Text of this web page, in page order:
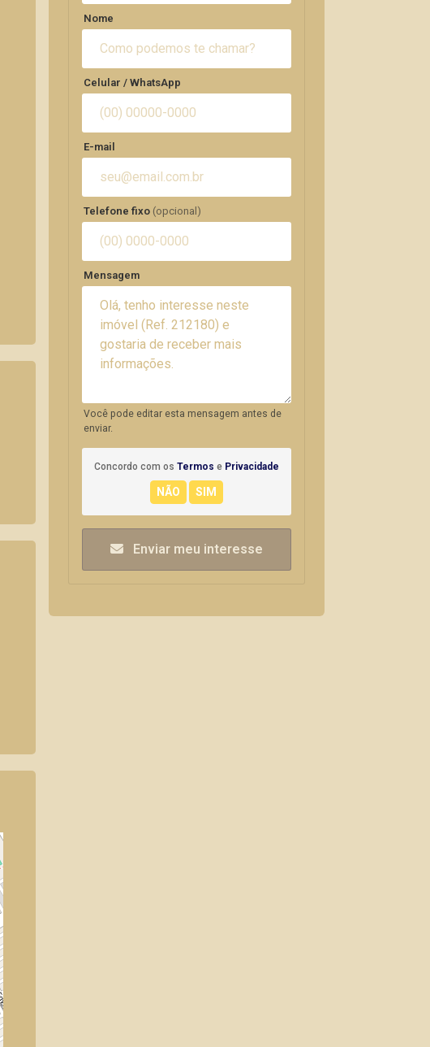
Nome
Celular / WhatsApp
E-mail
Telefone fixo (opcional)
Mensagem
Você pode editar esta mensagem antes de
enviar.
Concordo com os Termos e Privacidade
Enviar meu interesse